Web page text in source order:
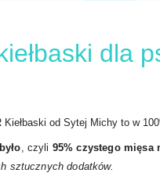
dla
od Sytej Michy to w
, czyli 95% czystego mięsa
sztucznych dodatków.